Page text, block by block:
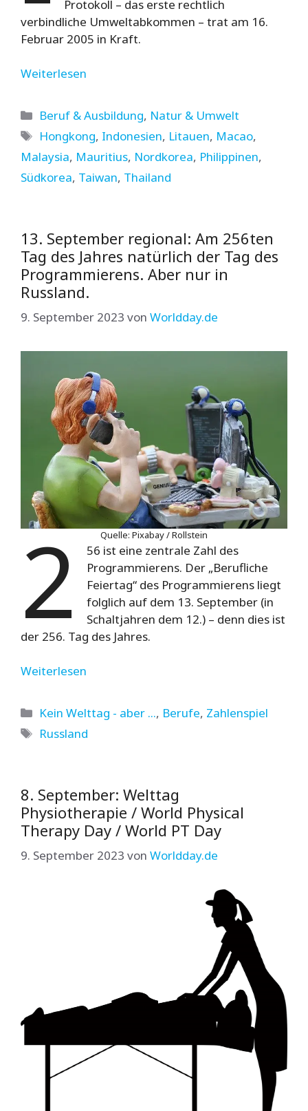
Protokoll – das erste rechtlich
verbindliche Umweltabkommen – trat am 16.
Februar 2005 in Kraft.
Weiterlesen
Kategorien
Beruf & Ausbildung, Natur & Umwelt
Schlagwörter
Hongkong, Indonesien, Litauen, Macao,
Malaysia, Mauritius, Nordkorea, Philippinen,
Südkorea, Taiwan, Thailand
13. September regional: Am 256ten
Tag des Jahres natürlich der Tag des
Programmierens. Aber nur in
Russland.
9. September 2023 von Worldday.de
Quelle: Pixabay / Rollstein
2
56 ist eine zentrale Zahl des
Programmierens. Der „Berufliche
Feiertag“ des Programmierens liegt
folglich auf dem 13. September (in
Schaltjahren dem 12.) – denn dies ist
der 256. Tag des Jahres.
Weiterlesen
Kategorien
Kein Welttag - aber ..., Berufe, Zahlenspiel
Schlagwörter
Russland
8. September: Welttag
Physiotherapie / World Physical
Therapy Day / World PT Day
9. September 2023 von Worldday.de